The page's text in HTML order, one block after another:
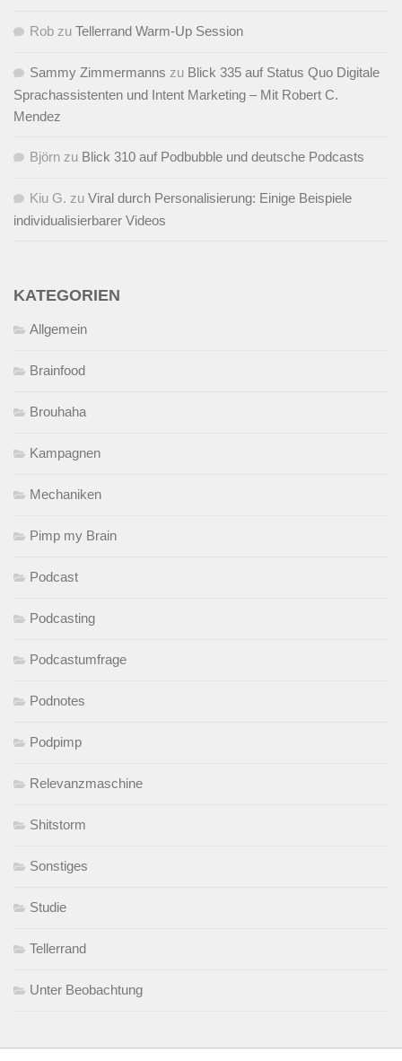
Rob zu Tellerrand Warm-Up Session
Sammy Zimmermanns zu Blick 335 auf Status Quo Digitale
Sprachassistenten und Intent Marketing – Mit Robert C.
Mendez
Björn zu Blick 310 auf Podbubble und deutsche Podcasts
Kiu G. zu Viral durch Personalisierung: Einige Beispiele
individualisierbarer Videos
KATEGORIEN
Allgemein
Brainfood
Brouhaha
Kampagnen
Mechaniken
Pimp my Brain
Podcast
Podcasting
Podcastumfrage
Podnotes
Podpimp
Relevanzmaschine
Shitstorm
Sonstiges
Studie
Tellerrand
Unter Beobachtung